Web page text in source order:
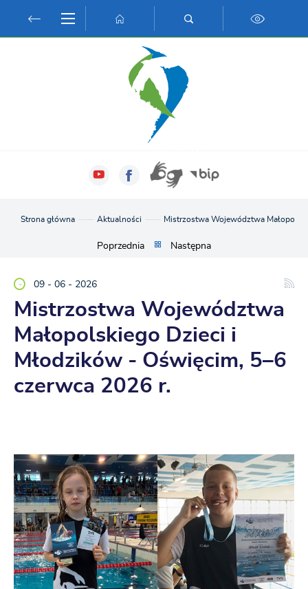
Przejdź do wyszukiwarki.
Przejdź do ustawień wielkości czcionki.
Włącz wersję kontrastową strony.
Strona główna Aktualności Mistrzostwa Województwa
Poprzednia Następna
09 - 06 - 2026
Mistrzostwa Województwa
Małopolskiego Dzieci i
Młodzików - Oświęcim, 5–6
czerwca 2026 r.